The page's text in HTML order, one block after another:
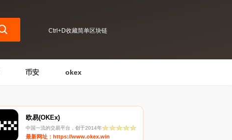
Ctrl+D收藏简单区块链
币安 okex
欧易(OKEx)
中国一流的交易平台，创于2014年
最新网址：https://www.okex.win